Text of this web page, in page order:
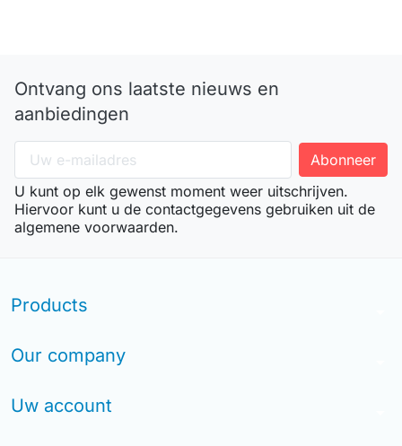
Ontvang ons laatste nieuws en
aanbiedingen
U kunt op elk gewenst moment weer uitschrijven.
Hiervoor kunt u de contactgegevens gebruiken uit de
algemene voorwaarden.
Products
Our company
Uw account